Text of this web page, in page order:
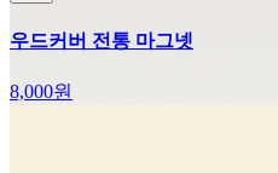
우드커버 전통 마그넷
8,000원